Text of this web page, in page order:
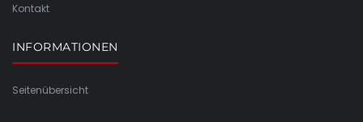
Kontakt
INFORMATIONEN
Seitenübersicht